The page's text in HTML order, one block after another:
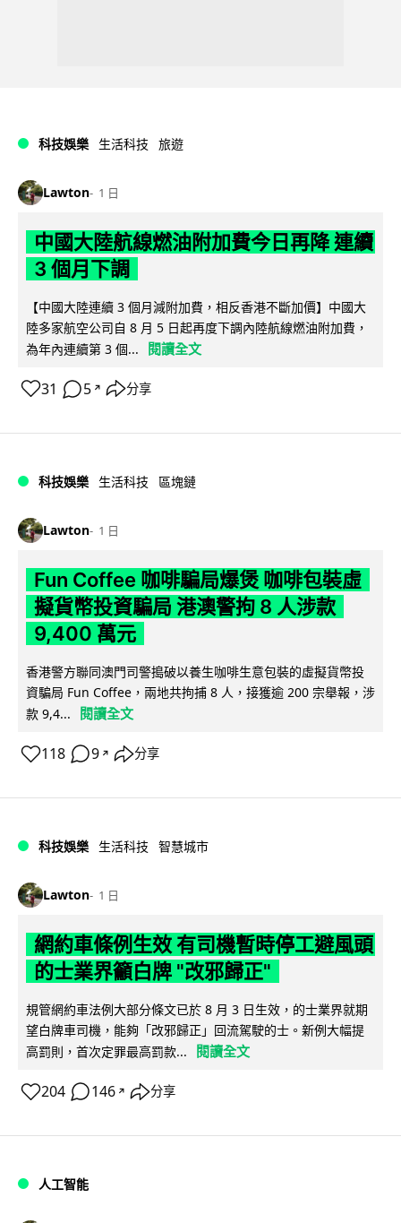
科技娛樂 生活科技 旅遊
Lawton 1 日
中國大陸航線燃油附加費今日再降 連續
3 個月下調
【中國大陸連續 3 個月減附加費，相反香港不斷加價】中國大
陸多家航空公司自 8 月 5 日起再度下調內陸航線燃油附加費，
為年內連續第 3 個...
閱讀全文
31 5 ↗ 分享
科技娛樂 生活科技 區塊鏈
Lawton 1 日
Fun Coffee 咖啡騙局爆煲 咖啡包裝虛
擬貨幣投資騙局 港澳警拘 8 人涉款
9,400 萬元
香港警方聯同澳門司警搗破以養生咖啡生意包裝的虛擬貨幣投
資騙局 Fun Coffee，兩地共拘捕 8 人，接獲逾 200 宗舉報，涉
款 9,4...
閱讀全文
118 9 ↗ 分享
科技娛樂 生活科技 智慧城市
Lawton 1 日
網約車條例生效 有司機暫時停工避風頭
的士業界籲白牌 "改邪歸正"
規管網約車法例大部分條文已於 8 月 3 日生效，的士業界就期
望白牌車司機，能夠「改邪歸正」回流駕駛的士。新例大幅提
高罰則，首次定罪最高罰款...
閱讀全文
204 146 ↗ 分享
人工智能